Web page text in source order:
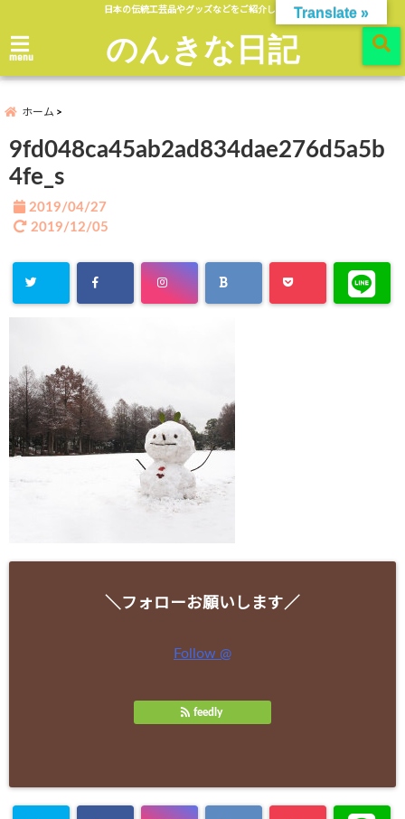
日本の伝統工芸品やグッズなどをご紹介します。
menu のんきな日記
ホーム
9fd048ca45ab2ad834dae276d5a5b
4fe_s
2019/04/27
2019/12/05
＼フォローお願いします／
Follow @
feedly
Translate »